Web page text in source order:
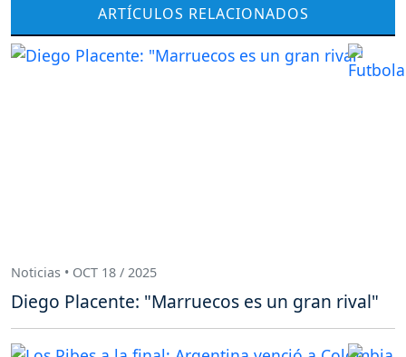
ARTÍCULOS RELACIONADOS
Noticias • OCT 18 / 2025
Diego Placente: "Marruecos es un gran rival"